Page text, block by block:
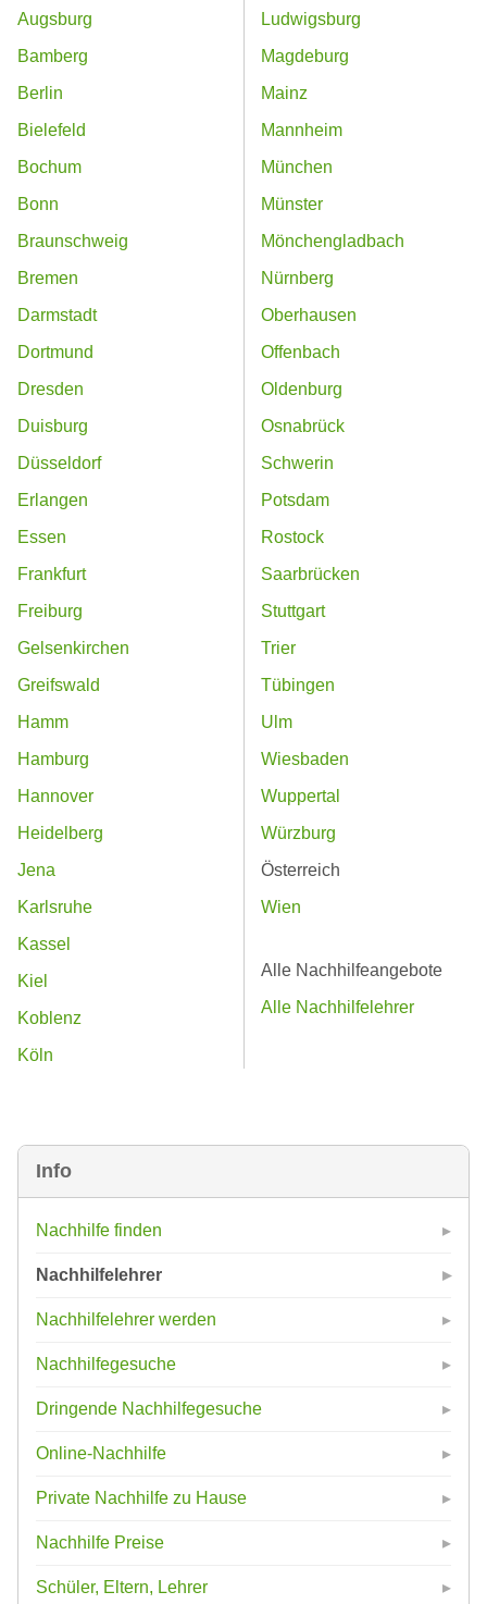
Info
Nachhilfe finden
Nachhilfelehrer
Nachhilfelehrer werden
Nachhilfegesuche
Dringende Nachhilfegesuche
Online-Nachhilfe
Private Nachhilfe zu Hause
Nachhilfe Preise
Schüler, Eltern, Lehrer
Augsburg
Bamberg
Berlin
Bielefeld
Bochum
Bonn
Braunschweig
Bremen
Darmstadt
Dortmund
Dresden
Duisburg
Düsseldorf
Erlangen
Essen
Frankfurt
Freiburg
Gelsenkirchen
Greifswald
Hamm
Hamburg
Hannover
Heidelberg
Jena
Karlsruhe
Kassel
Kiel
Koblenz
Köln
Ludwigsburg
Magdeburg
Mainz
Mannheim
München
Münster
Mönchengladbach
Nürnberg
Oberhausen
Offenbach
Oldenburg
Osnabrück
Schwerin
Potsdam
Rostock
Saarbrücken
Stuttgart
Trier
Tübingen
Ulm
Wiesbaden
Wuppertal
Würzburg
Österreich
Wien
Alle Nachhilfeangebote
Alle Nachhilfelehrer